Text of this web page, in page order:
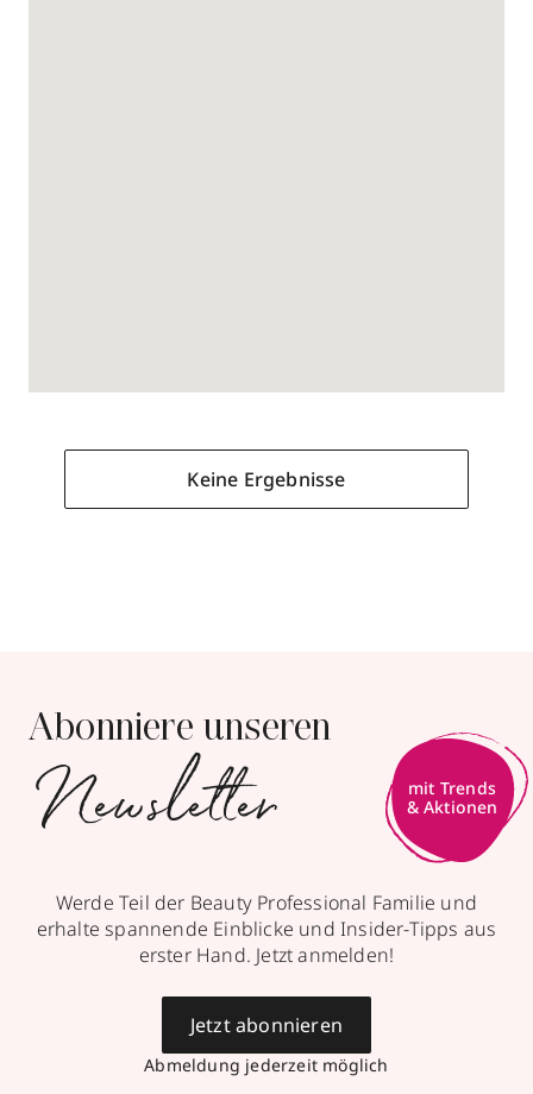
Keine Ergebnisse
Abonniere unseren
Newsletter
mit Trends
& Aktionen
Werde Teil der Beauty Professional Familie und
erhalte spannende Einblicke und Insider-Tipps aus
erster Hand. Jetzt anmelden!
Abmeldung jederzeit möglich
Jetzt abonnieren